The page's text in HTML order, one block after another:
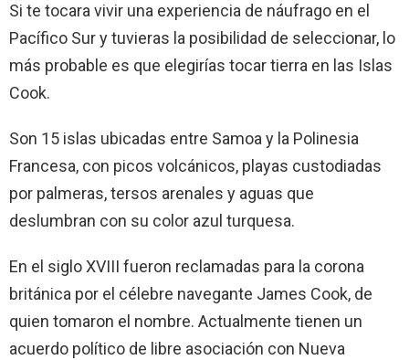
Si te tocara vivir una experiencia de náufrago en el
Pacífico Sur y tuvieras la posibilidad de seleccionar, lo
más probable es que elegirías tocar tierra en las Islas
Cook.
Son 15 islas ubicadas entre Samoa y la Polinesia
Francesa, con picos volcánicos, playas custodiadas
por palmeras, tersos arenales y aguas que
deslumbran con su color azul turquesa.
En el siglo XVIII fueron reclamadas para la corona
británica por el célebre navegante James Cook, de
quien tomaron el nombre. Actualmente tienen un
acuerdo político de libre asociación con Nueva